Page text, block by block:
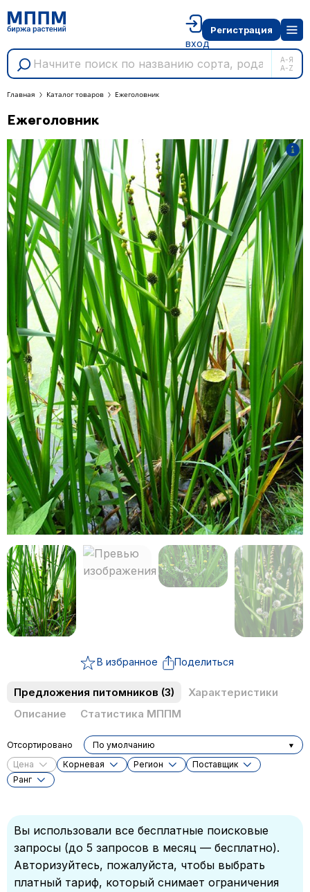
А-Я
A-Z
вход
Регистрация
Главная Каталог товаров Ежеголовник
Ежеголовник
В избранное Поделиться
Предложения питомников (3)
Характеристики
Описание
Статистика МППМ
Цена Корневая Регион
Поставщик
Ранг
Отсортировано По умолчанию
Вы использовали все бесплатные поисковые
запросы (до 5 запросов в месяц — бесплатно).
Авторизуйтесь, пожалуйста, чтобы выбрать
платный тариф, который снимает ограничения